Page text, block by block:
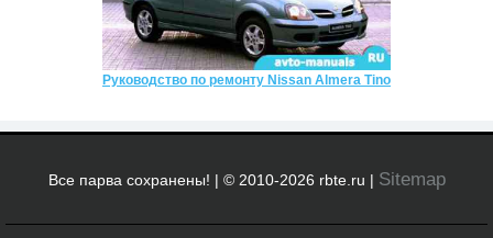
Руководство по ремонту Nissan Almera Tino
Все парва сохранены! | © 2010-2026 rbte.ru | Sitemap